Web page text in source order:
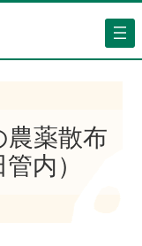
農薬散布
内）